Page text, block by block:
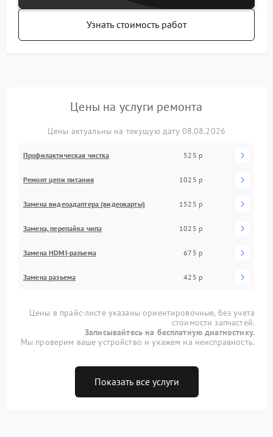
Узнать стоимость работ
Цены на услуги ремонта
Цены актуальны на текущую дату 08.08.2026
Профилактическая чистка 525 р
Ремонт цепи питания 1025 р
Замена видеоадаптера (видеокарты) 1525 р
Замена, перепайка чипа 1025 р
Замена HDMI-разъема 675 р
Замена разъема 425 р
Цены в прайс-листе указаны ориентировочные, без учета
стоимости запчастей.
Записывайтесь на бесплатную диагностику.
Мы проверим ваше устройство и укажем на неисправность.
Показать все услуги